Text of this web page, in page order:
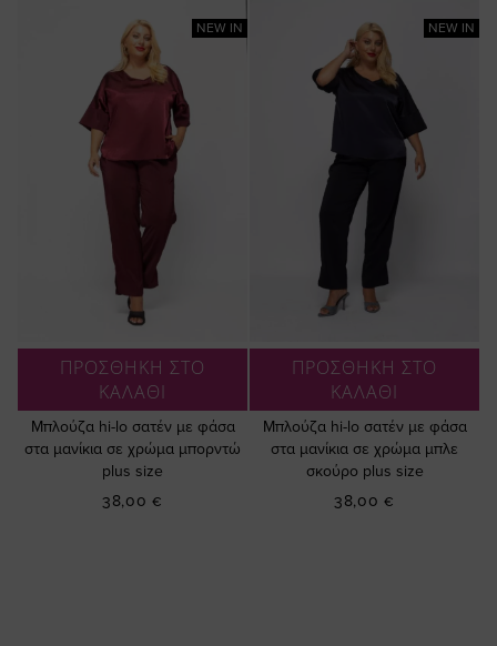
NEW IN
ΠΡΟΣΘΗΚΗ ΣΤΟ
ΚΑΛΑΘΙ
Μπλούζα hi-lo σατέν με φάσα
στα μανίκια σε χρώμα μπορντώ
plus size
38,00 €
NEW IN
ΠΡΟΣΘΗΚΗ ΣΤΟ
ΚΑΛΑΘΙ
Μπλούζα hi-lo σατέν με φάσα
στα μανίκια σε χρώμα μπλε
σκούρο plus size
38,00 €